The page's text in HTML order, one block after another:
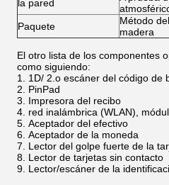
la pared
Paquete
Método
madera
El otro lista de los componentes
como siguiendo:
1D/ 2.o escáner del código de
PinPad
Impresora del recibo
red inalámbrica (WLAN),
Aceptador del efectivo
Aceptador de la moneda
Lector del golpe fuerte de la
Lector de tarjetas sin contacto
Lector/escáner de la